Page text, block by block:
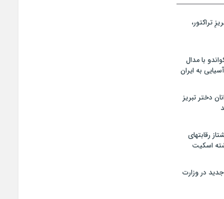
تراکتور،
با مدال
به ایران
دختر تبریز
رقابتهای
اسکیت
در وزارت